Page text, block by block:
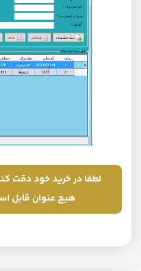
لطفا در خرید خود دقت
هیچ عنوان قابل